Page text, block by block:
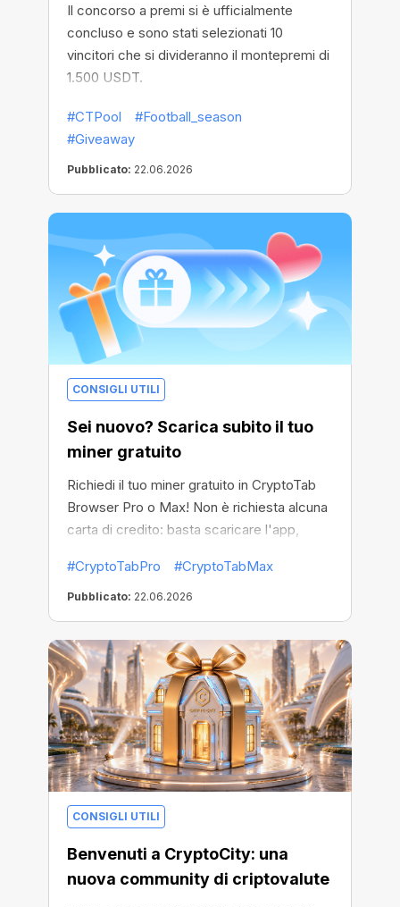
Il concorso a premi si è ufficialmente
concluso e sono stati selezionati 10
vincitori che si divideranno il montepremi di
1.500 USDT.
#CTPool
#Football_season
#Giveaway
Pubblicato: 22.06.2026
CONSIGLI UTILI
Sei nuovo? Scarica subito il tuo
miner gratuito
Richiedi il tuo miner gratuito in CryptoTab
Browser Pro o Max! Non è richiesta alcuna
carta di credito: basta scaricare l'app,
trascorso online in criptovaluta.
#CryptoTabPro #CryptoTabMax
Pubblicato: 22.06.2026
CONSIGLI UTILI
Benvenuti a CryptoCity: una
nuova community di criptovalute